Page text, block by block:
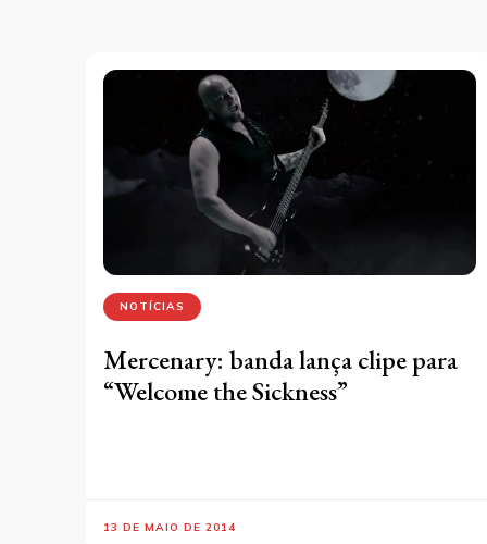
NOTÍCIAS
Mercenary: banda lança clipe para
“Welcome the Sickness”
13 DE MAIO DE 2014